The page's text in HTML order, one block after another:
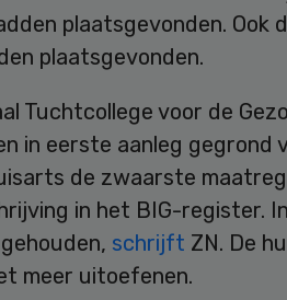
plaatsgevonden. Ook
plaatsgevonden.
Tuchtcollege voor de
in eerste aanleg gegrond
de zwaarste
in het BIG-register.
schrijft ZN. De
meer uitoefenen.